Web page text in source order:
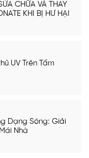
CHỮA VÀ THAY
KHI BỊ HƯ HẠI
UV Trên Tấm
Dạng Sóng: Giải
Nhà